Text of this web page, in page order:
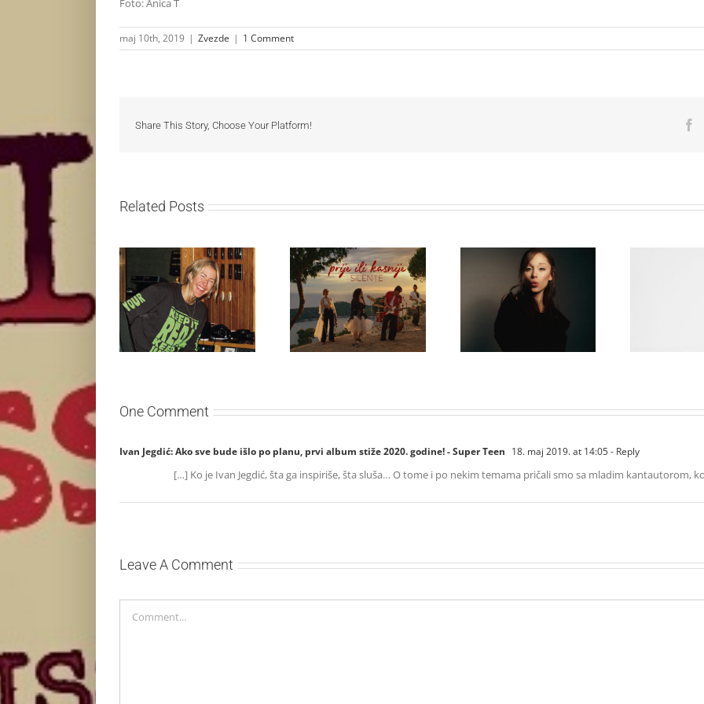
Foto: Anica T
maj 10th, 2019 | Zvezde | 1 Comment
Share This Story, Choose Your Platform!
Related Posts
Ellie Goulding otkriva
nežniju stranu novim
singlom „4 Seasons“
Silente objavio novi
singl “Prije ili kasnije”
Ariana Grande objavila
osmi studijski album
Karol G
novi
Arrepiento
Tanto“
One Comment
Ivan Jegdić: Ako sve bude išlo po planu, prvi album stiže 2020. godine! - Super Teen 18. maj 2019. at 14:05- Reply
[…] Ko je Ivan Jegdić, šta ga inspiriše, šta sluša… O tome i po nekim temama pričali smo sa mladim kantautorom,
Leave A Comment